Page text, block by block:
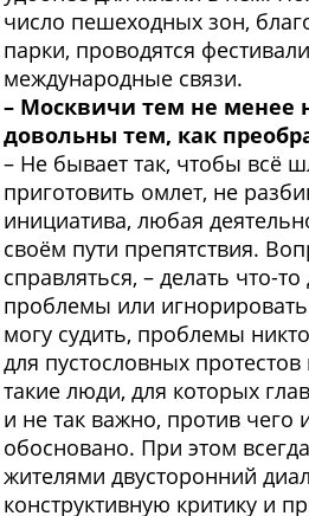
число пешеходных зон,
парки, проводятся
международные связи.
– Москвичи тем не менее
довольны тем, как
– Не бывает так, чтобы всё
приготовить омлет, не
инициатива, любая
своём пути препятствия.
справляться, – делать что-
проблемы или
могу судить, проблемы
для пустословных
такие люди, для которых
и не так важно, против чего
обосновано. При этом
жителями двусторонний
конструктивную критику и